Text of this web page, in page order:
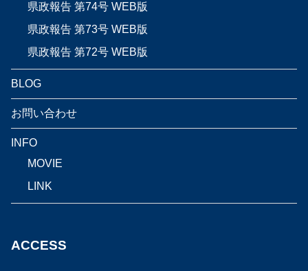
県政報告 第74号 WEB版
県政報告 第73号 WEB版
県政報告 第72号 WEB版
BLOG
お問い合わせ
INFO
MOVIE
LINK
ACCESS